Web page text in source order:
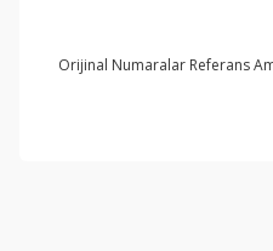
Orijinal Numaralar Referans